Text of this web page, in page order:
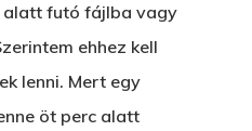
alatt futó fájlba vagy
ehhez kell
lenni. Mert egy
öt perc alatt